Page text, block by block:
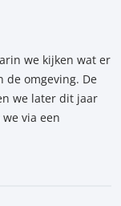
we kijken wat er
de omgeving. De
we later dit jaar
via een